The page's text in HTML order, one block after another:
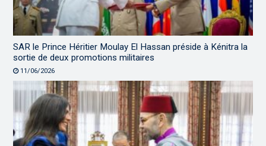
SAR le Prince Héritier Moulay El Hassan préside à Kénitra la
sortie de deux promotions militaires
11/06/2026